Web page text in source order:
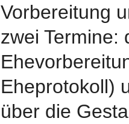
Vorbereitung
zwei Termine:
Eheprotokoll)
über die